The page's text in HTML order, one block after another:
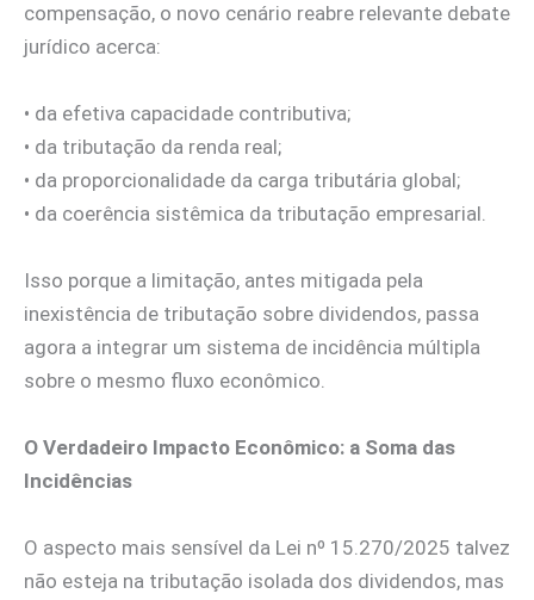
compensação, o novo cenário reabre relevante debate
jurídico acerca:
• da efetiva capacidade contributiva;
• da tributação da renda real;
• da proporcionalidade da carga tributária global;
• da coerência sistêmica da tributação empresarial.
Isso porque a limitação, antes mitigada pela
inexistência de tributação sobre dividendos, passa
agora a integrar um sistema de incidência múltipla
sobre o mesmo fluxo econômico.
O Verdadeiro Impacto Econômico: a Soma das
Incidências
O aspecto mais sensível da Lei nº 15.270/2025 talvez
não esteja na tributação isolada dos dividendos, mas